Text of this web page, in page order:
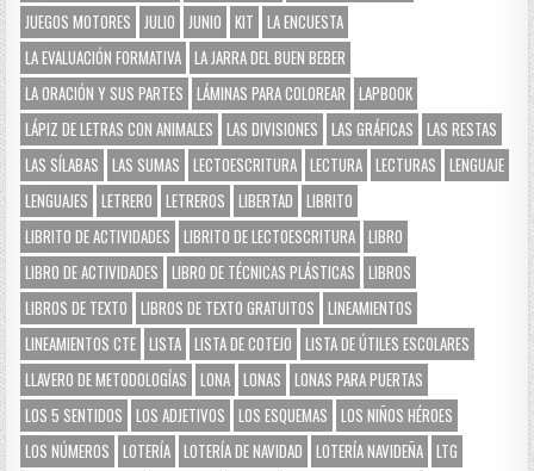
JUEGOS MOTORES
JULIO JUNIO KIT
LA ENCUESTA
LA EVALUACIÓN FORMATIVA LA JARRA DEL BUEN BEBER
LA ORACIÓN Y SUS PARTES
LÁMINAS PARA COLOREAR
LAPBOOK
LÁPIZ DE LETRAS CON ANIMALES
LAS DIVISIONES LAS GRÁFICAS
LAS RESTAS
LAS SÍLABAS
LAS SUMAS LECTOESCRITURA LECTURA LECTURAS
LENGUAJE
LENGUAJES
LETRERO LETREROS LIBERTAD
LIBRITO
LIBRITO DE ACTIVIDADES
LIBRITO DE LECTOESCRITURA LIBRO
LIBRO DE ACTIVIDADES
LIBRO DE TÉCNICAS PLÁSTICAS
LIBROS
LIBROS DE TEXTO
LIBROS DE TEXTO GRATUITOS
LINEAMIENTOS
LINEAMIENTOS CTE LISTA LISTA DE COTEJO
LISTA DE ÚTILES ESCOLARES
LLAVERO DE METODOLOGÍAS
LONA LONAS
LONAS PARA PUERTAS
LOS 5 SENTIDOS
LOS ADJETIVOS LOS ESQUEMAS
LOS NIÑOS HÉROES
LOS NÚMEROS
LOTERÍA LOTERÍA DE NAVIDAD LOTERÍA NAVIDEÑA LTG